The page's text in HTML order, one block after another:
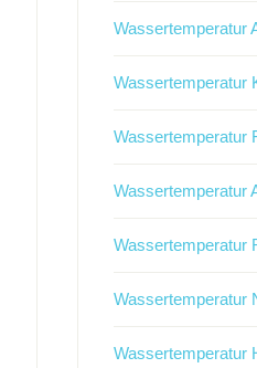
Wassertemperatur
Wassertemperatur
Wassertemperatur
Wassertemperatur
Wassertemperatur
Wassertemperatur
Wassertemperatur